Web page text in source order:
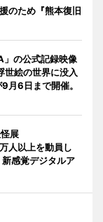
のため『熊本復旧
」の公式記録映像
世絵の世界に没入
月6日まで開催。
展
人以上を動員し
感覚デジタルア